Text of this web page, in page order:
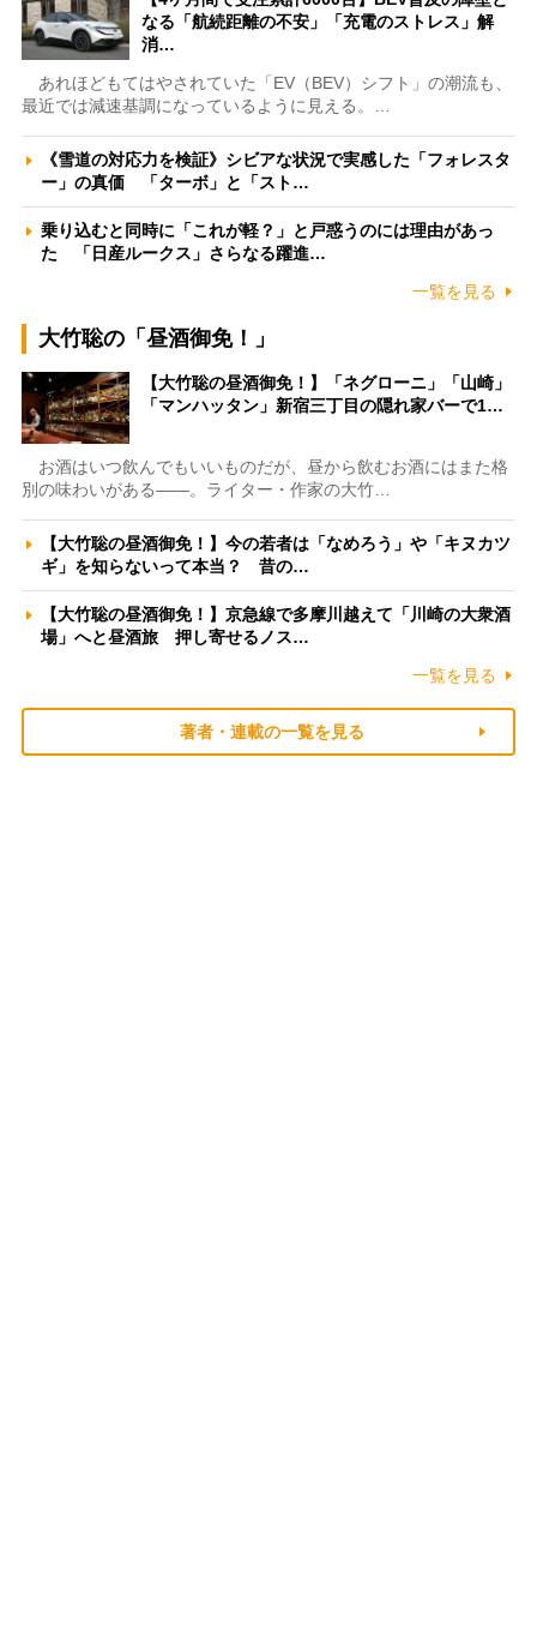
なる「航続距離の不安」「充電のストレス」解
消…
あれほどもてはやされていた「EV（BEV）シフト」の潮流も、
最近では減速基調になっているように見える。…
《雪道の対応力を検証》シビアな状況で実感した「フォレスタ
ー」の真価 「ターボ」と「スト…
乗り込むと同時に「これが軽？」と戸惑うのには理由があっ
た 「日産ルークス」さらなる躍進…
一覧を見る
大竹聡の「昼酒御免！」
【大竹聡の昼酒御免！】「ネグローニ」「山崎」
「マンハッタン」新宿三丁目の隠れ家バーで1…
お酒はいつ飲んでもいいものだが、昼から飲むお酒にはまた格
別の味わいがある――。ライター・作家の大竹…
【大竹聡の昼酒御免！】今の若者は「なめろう」や「キヌカツ
ギ」を知らないって本当？ 昔の…
【大竹聡の昼酒御免！】京急線で多摩川越えて「川崎の大衆酒
場」へと昼酒旅 押し寄せるノス…
一覧を見る
著者・連載の一覧を見る